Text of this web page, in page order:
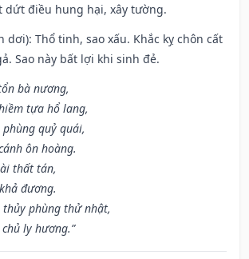
dứt điều hung hại, xây tường.
dơi): Thổ tinh, sao xấu. Khắc kỵ chôn cất
Sao này bất lợi khi sinh đẻ.
bà nương,
tựa hổ lang,
quỷ quái,
ôn hoàng.
thất tán,
đương.
phùng thử nhật,
ly hương.”